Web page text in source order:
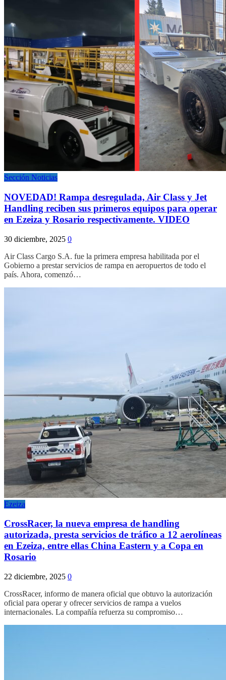
Sección Noticias
NOVEDAD! Rampa desregulada, Air Class y Jet
Handling reciben sus primeros equipos para operar
en Ezeiza y Rosario respectivamente. VIDEO
30 diciembre, 2025 0
Air Class Cargo S.A. fue la primera empresa habilitada por el
Gobierno a prestar servicios de rampa en aeropuertos de todo el
país. Ahora, comenzó…
Ezeiza
CrossRacer, la nueva empresa de handling
autorizada, presta servicios de tráfico a 12 aerolíneas
en Ezeiza, entre ellas China Eastern y a Copa en
Rosario
22 diciembre, 2025 0
CrossRacer, informo de manera oficial que obtuvo la autorización
oficial para operar y ofrecer servicios de rampa a vuelos
internacionales. La compañía refuerza su compromiso…